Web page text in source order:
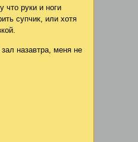
что руки и ноги
супчик, или хотя
назавтра, меня не